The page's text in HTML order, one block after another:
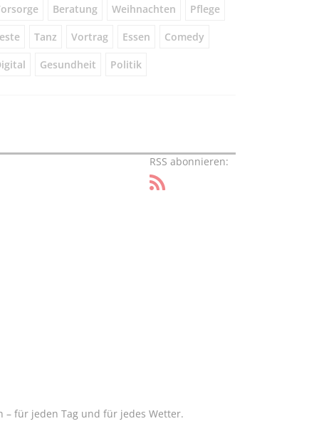
Beratung Weihnachten Pflege
Tanz Vortrag Essen Comedy
Gesundheit Politik
RSS abonnieren:
– für jeden Tag und für jedes Wetter.